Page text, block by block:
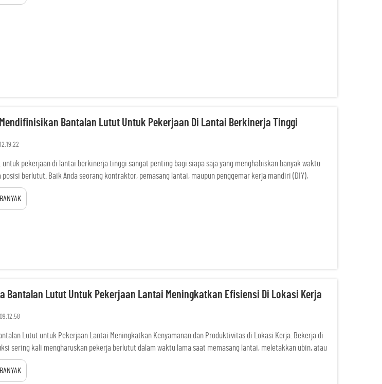
Bantalan Lutut Untuk Pekerjaan Di Lantai Berkinerja Tinggi
untuk pekerjaan di lantai berkinerja tinggi sangat penting bagi siapa saja yang menghabiskan banyak waktu
posisi berlutut. Baik Anda seorang kontraktor, pemasang lantai, maupun penggemar kerja mandiri (DIY),
membuat pekerjaan menjadi lebih mudah dan nyaman...
Bantalan Lutut Untuk Pekerjaan Lantai Meningkatkan Efisiensi Di Lokasi Kerja
Lutut untuk Pekerjaan Lantai Meningkatkan Kenyamanan dan Produktivitas di Lokasi Kerja. Bekerja di
sering kali mengharuskan pekerja berlutut dalam waktu lama saat memasang lantai, meletakkan ubin, atau
pipa. Tanpa perlindungan yang memadai, tekanan terus-menerus...